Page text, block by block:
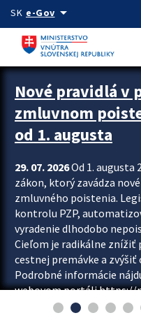
Preskocit na hlavný obsah
SK e-Govarrow_drop_down
Zastavit automatický posun
Nové pravidlá v
zmluvnom
od 1. augusta
29. 07. 2026Od 1. augusta
zákon, ktorý zavádza
zmluvného poistenia.
kontrolu PZP,
vyradenie dlhodobo
Cieľom je radikálne znížiť
cestnej premávke a zvýšiť
Podrobné informácie
webovom portáli https://
ktorom od augusta